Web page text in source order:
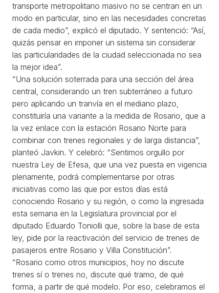
transporte metropolitano masivo no se centran en un
modo en particular, sino en las necesidades concretas
de cada medio”, explicó el diputado. Y sentenció: “Así,
quizás pensar en imponer un sistema sin considerar
las particularidades de la ciudad seleccionada no sea
la mejor idea”.
“Una solución soterrada para una sección del área
central, considerando un tren subterráneo a futuro
pero aplicando un tranvía en el mediano plazo,
constituiría una variante a la medida de Rosario, que a
la vez enlace con la estación Rosario Norte para
combinar con trenes regionales y de larga distancia”,
planteó Javkin. Y celebró: “Sentimos orgullo por
nuestra Ley de Efesa, que una vez puesta en vigencia
plenamente, podrá complementarse por otras
iniciativas como las que por estos días está
conociendo Rosario y su región, o como la ingresada
esta semana en la Legislatura provincial por el
diputado Eduardo Toniolli que, sobre la base de esta
ley, pide por la reactivación del servicio de trenes de
pasajeros entre Rosario y Villa Constitución”.
“Rosario como otros municipios, hoy no discute
trenes sí o trenes no, discute qué tramo, de qué
forma, a partir de qué modelo. Por eso, celebramos el